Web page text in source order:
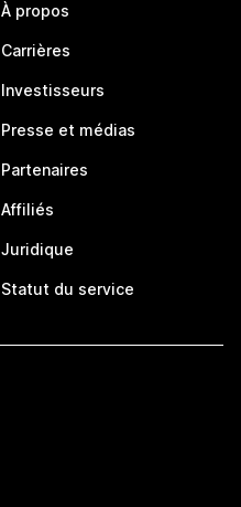
À propos
Carrières
Investisseurs
Presse et médias
Partenaires
Affiliés
Juridique
Statut du service